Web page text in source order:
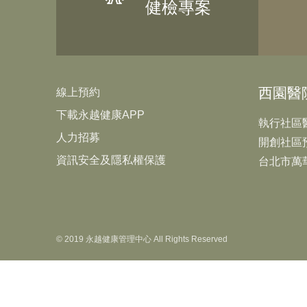
健檢專案
線上預約
下載永越健康APP
人力招募
資訊安全及隱私權保護
西園醫
執行社區
開創社區
台北市萬
© 2019 永越健康管理中心 All Rights Reserved